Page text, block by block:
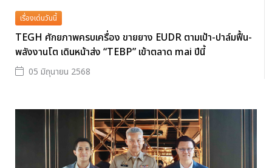
เรื่องเด่นวันนี้
TEGH ศักยภาพครบเครื่อง ขายยาง EUDR ตามเป้า-ปาล์มฟื้น-
พลังงานโต เดินหน้าส่ง “TEBP” เข้าตลาด mai ปีนี้
05 มิถุนายน 2568